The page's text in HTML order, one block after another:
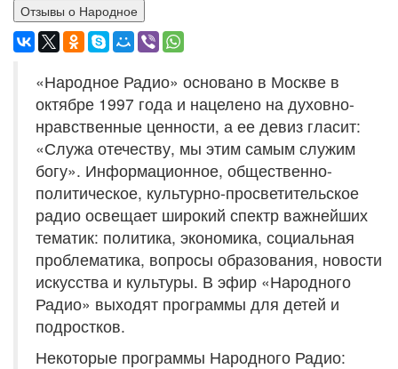
Отзывы о Народное
«Народное Радио» основано в Москве в
октябре 1997 года и нацелено на духовно-
нравственные ценности, а ее девиз гласит:
«Служа отечеству, мы этим самым служим
богу». Информационное, общественно-
политическое, культурно-просветительское
радио освещает широкий спектр важнейших
тематик: политика, экономика, социальная
проблематика, вопросы образования, новости
искусства и культуры. В эфир «Народного
Радио» выходят программы для детей и
подростков.
Некоторые программы Народного Радио: